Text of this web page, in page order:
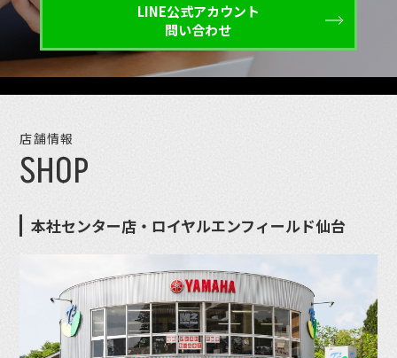
LINE公式アカウント
問い合わせ
店舗情報
SHOP
本社センター店・ロイヤルエンフィールド仙台